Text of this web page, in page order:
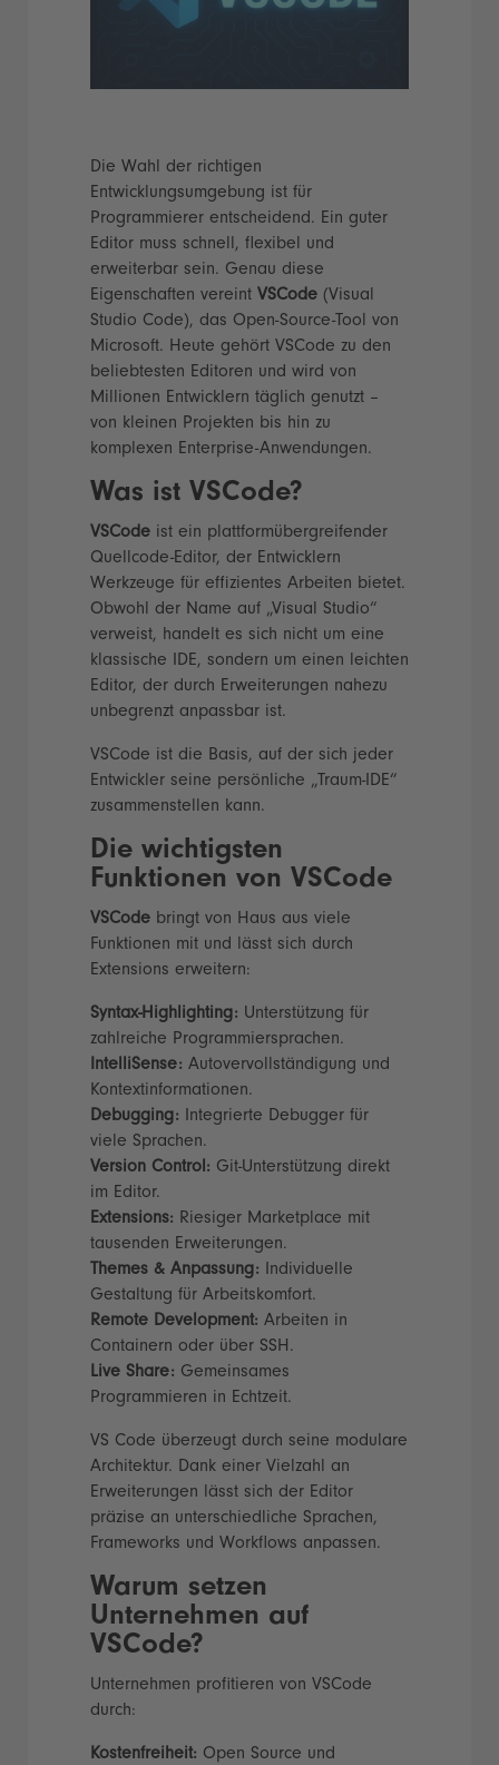
Die Wahl der richtigen
Entwicklungsumgebung ist für
Programmierer entscheidend. Ein guter
Editor muss schnell, flexibel und
erweiterbar sein. Genau diese
Eigenschaften vereint VSCode(Visual
Studio Code), das Open-Source-Tool von
Microsoft. Heute gehört VSCode zu den
beliebtesten Editoren und wird von
Millionen Entwicklern täglich genutzt –
von kleinen Projekten bis hin zu
komplexen Enterprise-Anwendungen.
Was ist VSCode?
VSCodeist ein plattformübergreifender
Quellcode-Editor, der Entwicklern
Werkzeuge für effizientes Arbeiten bietet.
Obwohl der Name auf „Visual Studio“
verweist, handelt es sich nicht um eine
klassische IDE, sondern um einen leichten
Editor, der durch Erweiterungen nahezu
unbegrenzt anpassbar ist.
VSCode ist die Basis, auf der sich jeder
Entwickler seine persönliche „Traum-IDE“
zusammenstellen kann.
Die wichtigsten
Funktionen von VSCode
VSCodebringt von Haus aus viele
Funktionen mit und lässt sich durch
Extensions erweitern:
Syntax-Highlighting: Unterstützung für
zahlreiche Programmiersprachen.
IntelliSense: Autovervollständigung und
Kontextinformationen.
Debugging: Integrierte Debugger für
viele Sprachen.
Version Control: Git-Unterstützung direkt
im Editor.
Extensions: Riesiger Marketplace mit
tausenden Erweiterungen.
Themes & Anpassung: Individuelle
Gestaltung für Arbeitskomfort.
Remote Development: Arbeiten in
Containern oder über SSH.
Live Share: Gemeinsames
Programmieren in Echtzeit.
VS Code überzeugt durch seine modulare
Architektur. Dank einer Vielzahl an
Erweiterungen lässt sich der Editor
präzise an unterschiedliche Sprachen,
Frameworks und Workflows anpassen.
Warum setzen
Unternehmen auf
VSCode?
Unternehmen profitieren von VSCode
durch:
Kostenfreiheit: Open Source und